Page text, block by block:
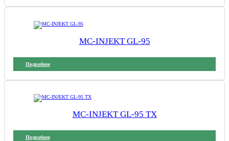
MC-INJEKT GL-95
Подробнее
MC-INJEKT GL-95 TX
Подробнее